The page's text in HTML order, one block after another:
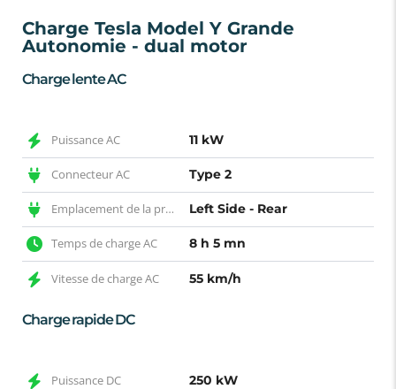
Charge Tesla Model Y Grande
Autonomie - dual motor
Charge lente AC
Puissance AC 11 kW
Connecteur AC Type 2
Emplacement de la prise AC Left Side - Rear
Temps de charge AC 8 h 5 mn
Vitesse de charge AC 55 km/h
Charge rapide DC
Puissance DC 250 kW